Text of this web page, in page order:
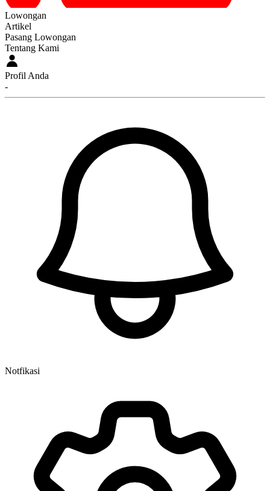
Lowongan
Artikel
Pasang Lowongan
Tentang Kami
Profil Anda
-
Notfikasi